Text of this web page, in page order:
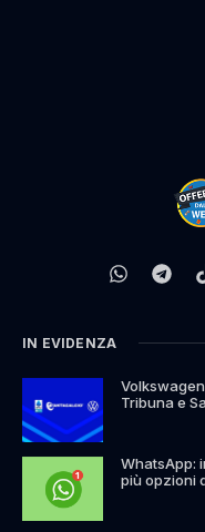
IN EVIDENZA
Tribuna e
WhatsApp:
più opzioni